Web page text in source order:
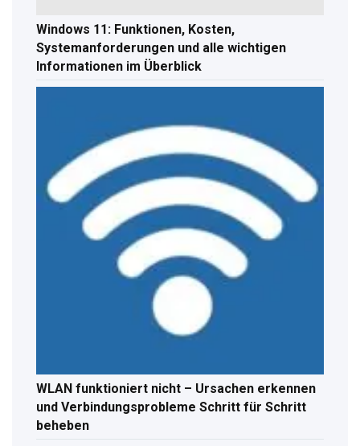
Windows 11: Funktionen, Kosten,
Systemanforderungen und alle wichtigen
Informationen im Überblick
WLAN funktioniert nicht – Ursachen erkennen
und Verbindungsprobleme Schritt für Schritt
beheben